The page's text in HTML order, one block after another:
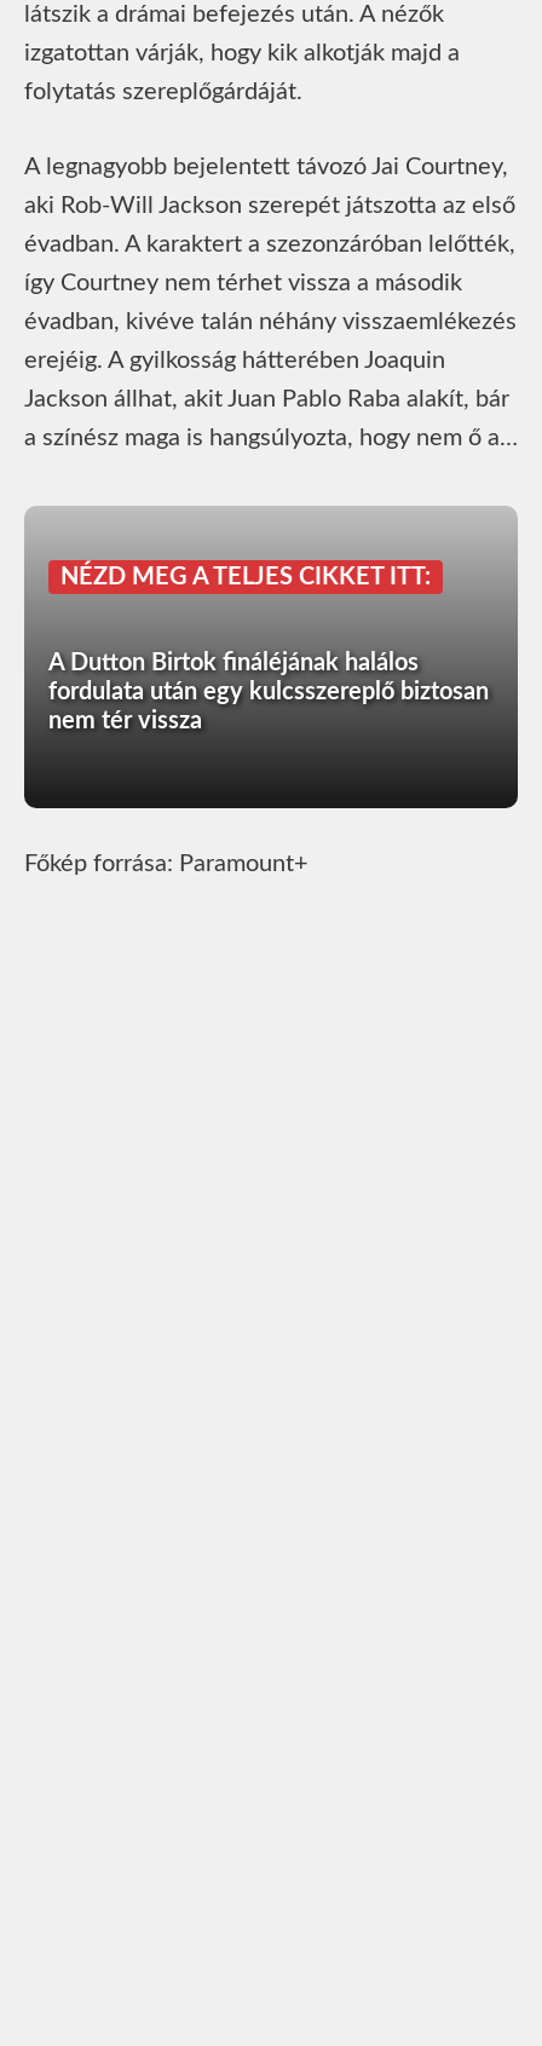
látszik a drámai befejezés után. A nézők
izgatottan várják, hogy kik alkotják majd a
folytatás szereplőgárdáját.
A legnagyobb bejelentett távozó Jai Courtney,
aki Rob-Will Jackson szerepét játszotta az első
évadban. A karaktert a szezonzáróban lelőtték,
így Courtney nem térhet vissza a második
évadban, kivéve talán néhány visszaemlékezés
erejéig. A gyilkosság hátterében Joaquin
Jackson állhat, akit Juan Pablo Raba alakít, bár
a színész maga is hangsúlyozta, hogy nem ő a…
NÉZD MEG A TELJES CIKKET ITT:
A Dutton Birtok fináléjának halálos
fordulata után egy kulcsszereplő biztosan
nem tér vissza
Főkép forrása: Paramount+